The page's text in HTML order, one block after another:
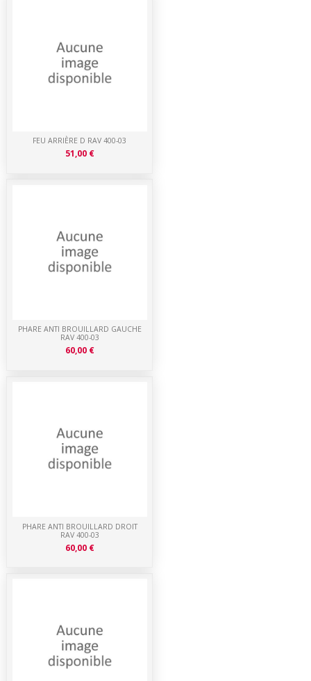
PHARE ANTI BROUILLARD DROIT
RAV 400-03
60,00 €
PHARE ANTI BROUILLARD GAUCHE
RAV 400-03
60,00 €
FEU ARRIÈRE D RAV 400-03
51,00 €